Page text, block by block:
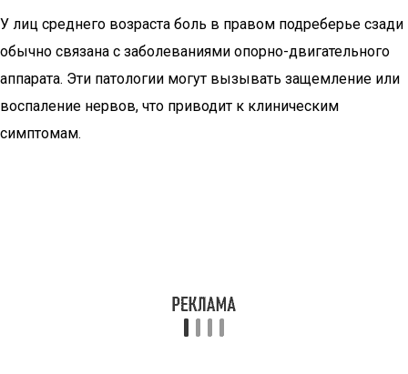
У лиц среднего возраста боль в правом подреберье сзади
обычно связана с заболеваниями опорно-двигательного
аппарата. Эти патологии могут вызывать защемление или
воспаление нервов, что приводит к клиническим
симптомам.